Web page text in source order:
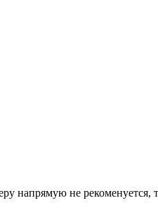
напрямую не рекоменуется,